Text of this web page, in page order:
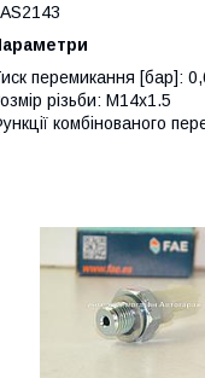
перемикання [бар]:
різьби: M14x1.5
комбінованого